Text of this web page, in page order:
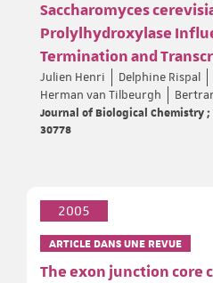
Saccharomyces
Prolylhydroxylase
Termination and
Julien Henri Delphine Rispal
Herman van Tilbeurgh
Journal of Biological Chemistry ;
30778
2005
ARTICLE DANS UNE REVUE
The exon junction core